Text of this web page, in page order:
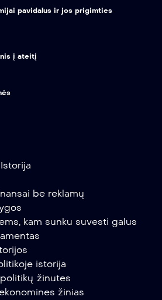
pavidalus ir jos prigimties
į ateitį
be reklamų
kam sunku suvesti galus
istorija
žinutes
žinias